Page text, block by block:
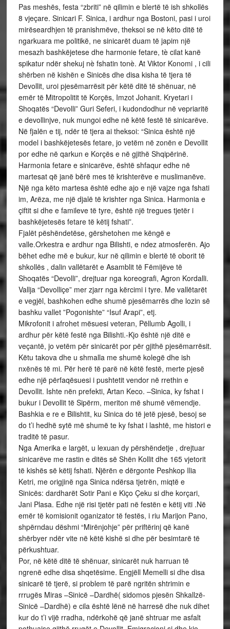
Pas meshës, festa “zbriti” në qilimin e blertë të ish shkollës
8 vjeçare. Sinicari F. Sinica, i ardhur nga Bostoni, pasi i uroi
mirëseardhjen të pranishmëve, theksoi se në këto ditë të
ngarkuara me politikë, ne sinicarët duam të japim një
mesazh bashkëjetese dhe harmonie fetare, tè cilat kanë
spikatur ndër shekuj nè fshatin tonè. At Viktor Konomi , i cili
shërben në kishën e Sinicës dhe disa kisha të tjera të
Devollit, uroi pjesëmarrësit për këtë ditë të shënuar, në
emër të Mitropolitit të Korçës, Imzot Johanit. Kryetari i
Shoqatës “Devolli” Guri Seferi, i kudondodhur në vepriaritë
e devollinjve, nuk mungoi edhe në këtë festë të sinicarëve.
Në fjalën e tij, ndër të tjera ai theksoi: “Sinica është një
model i bashkëjetesës fetare, jo vetëm në zonën e Devollit
por edhe në qarkun e Korçës e në gjithë Shqipërinë.
Harmonia fetare e sinicarëve, është shfaqur edhe në
martesat që janë bërë mes të krishterëve e muslimanëve.
Një nga këto martesa është edhe ajo e një vajze nga fshati
im, Arëza, me një djalë të krishter nga Sinica. Harmonia e
çiftit si dhe e famileve të tyre, është një tregues tjetër i
bashkëjetesës fetare të këtij fshati”.
Fjalët pëshëndetëse, gërshetohen me këngë e
valle.Orkestra e ardhur nga Bilishti, e ndez atmosferën. Ajo
bëhet edhe më e bukur, kur në qilimin e blertë të oborit të
shkollës , dalin vallëtarët e Asamblit të Fëmijëve të
Shoqatës “Devolli”, drejtuar nga koreografi, Agron Kordalli.
Vallja “Devolliçe” mer zjarr nga kërcimi i tyre. Me vallëtarët
e vegjël, bashkohen edhe shumë pjesëmarrës dhe lozin së
bashku vallet ”Pogonishte” “Isuf Arapi”, etj.
Mikrofonit i afrohet mësuesi veteran, Pëllumb Agolli, i
ardhur për këtë festë nga Bilishti.-Kjo është një ditë e
veçantë, jo vetëm për sinicarët por për gjithë pjesëmarrësit.
Këtu takova dhe u shmalla me shumë kolegë dhe ish
nxënës të mi. Për herë të parë në këtë festë, merte pjesë
edhe një përfaqësuesi i pushtetit vendor në rrethin e
Devollit. Ishte nën prefekti, Artan Keco. –Sinica, ky fshat i
bukur i Devollit të Sipërm, meriton më shumë vëmendje.
Bashkia e re e Bilishtit, ku Sinica do të jetë pjesë, besoj se
do t’i hedhë sytë më shumë te ky fshat i lashtë, me histori e
traditë të pasur.
Nga Amerika e largët, u lexuan dy përshëndetje , drejtuar
sinicarëve me rastin e ditës së Shën Kollit dhe 165 vjetorit
të kishës së këtij fshati. Njërën e dërgonte Peshkop Ilia
Ketri, me origjinë nga Sinica ndërsa tjetrën, miqtë e
Sinicës: dardharët Sotir Pani e Kiço Çeku si dhe korçari,
Jani Plasa. Edhe një risi tjetër pati në festën e këtij viti .Në
emër të komisionit oganizator të festës, i riu Marijon Pano,
shpërndau dëshmi “Mirënjohje” për priftërinj që kanë
shërbyer ndër vite në këtë kishë si dhe për besimtarë të
përkushtuar.
Por, në këtë ditë të shënuar, sinicarët nuk harruan të
ngrenë edhe disa shqetësime. Engjëll Memelli si dhe disa
sinicarë të tjerë, si problem të parë ngritën shtrimin e
rrrugës Miras –Sinicë –Dardhë( sidomos pjesën Shkallzë-
Sinicë –Dardhë) e cila është lënë në harresë dhe nuk dihet
kur do t’i vijë rradha, ndërkohë që janë shtruar me asfalt